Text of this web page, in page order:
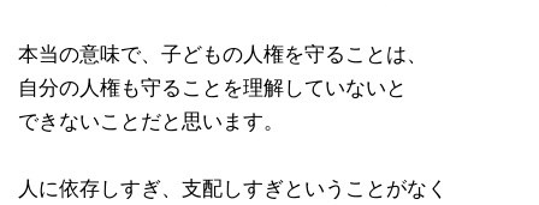
本当の意味で、子どもの人権を守ることは、
自分の人権も守ることを理解していないと
できないことだと思います。
人に依存しすぎ、支配しすぎということがなく